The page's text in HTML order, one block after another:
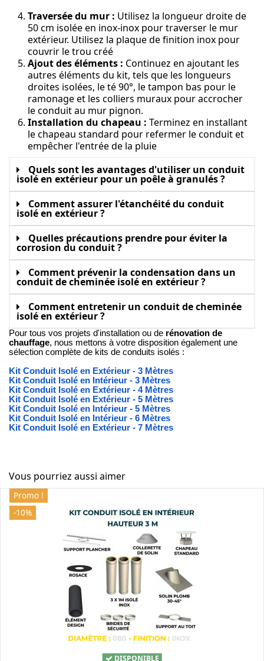
Traversée du mur : Utilisez la longueur droite de
50 cm isolée en inox-inox pour traverser le mur
extérieur. Utilisez la plaque de finition inox pour
couvrir le trou créé
Ajout des éléments : Continuez en ajoutant les
autres éléments du kit, tels que les longueurs
droites isolées, le té 90°, le tampon bas pour le
ramonage et les colliers muraux pour accrocher
le conduit au mur pignon.
Installation du chapeau : Terminez en installant
le chapeau standard pour refermer le conduit et
empêcher l'entrée de la pluie
Quels sont les avantages d'utiliser un conduit
isolé en extérieur pour un poêle à granulés ?
Comment assurer l'étanchéité du conduit
isolé en extérieur ?
Quelles précautions prendre pour éviter la
corrosion du conduit ?
Comment prévenir la condensation dans un
conduit de cheminée isolé en extérieur ?
Comment entretenir un conduit de cheminée
isolé en extérieur ?
Pour tous vos projets d'installation ou de rénovation de
chauffage, nous mettons à votre disposition également une
sélection complète de kits de conduits isolés :
Kit Conduit Isolé en Extérieur - 3 Mètres
Kit Conduit Isolé en Intérieur - 3 Mètres
Kit Conduit Isolé en Extérieur - 4 Mètres
Kit Conduit Isolé en Extérieur - 5 Mètres
Kit Conduit Isolé en Intérieur - 5 Mètres
Kit Conduit Isolé en Intérieur - 6 Mètres
Kit Conduit Isolé en Extérieur - 7 Mètres
Vous pourriez aussi aimer
Promo !
-10%
DISPONIBLE